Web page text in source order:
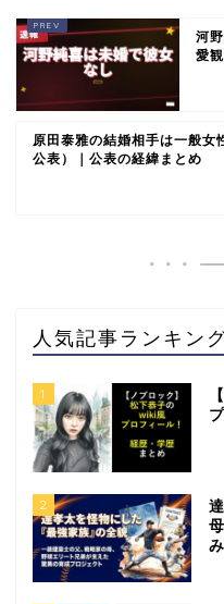
河
愛
原田泰雅の結婚相手は一般女
公表）｜公表の経緯まとめ
人気記事ランキン
1
2